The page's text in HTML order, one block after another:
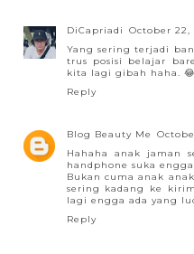
DiCapriadi
October 22,
Yang sering terjadi
trus posisi belajar
kita lagi gibah haha.
Reply
Blog Beauty Me
Hahaha anak jaman
handphone suka
Bukan cuma anak
sering kadang ke
lagi engga ada yang
Reply